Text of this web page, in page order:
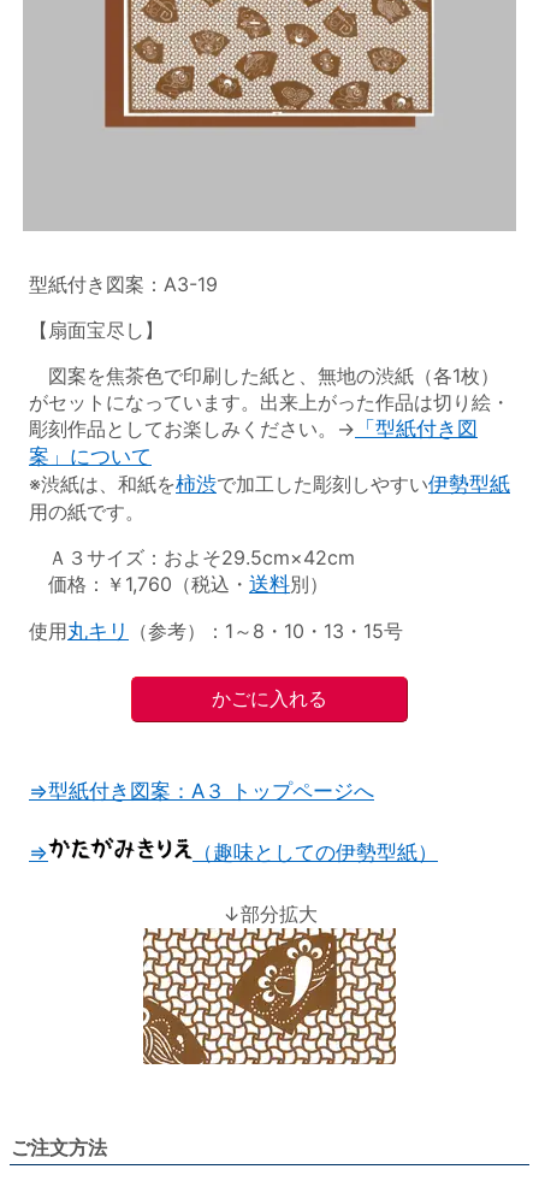
型紙付き図案：A3-19
【扇面宝尽し】
図案を焦茶色で印刷した紙と、無地の渋紙（各1枚）
がセットになっています。出来上がった作品は切り絵・
彫刻作品としてお楽しみください。→ 「型紙付き図
案」について
※渋紙は、和紙を柿渋で加工した彫刻しやすい伊勢型紙
用の紙です。
Ａ３サイズ：およそ29.5cm×42cm
価格：￥1,760（税込・ 送料別）
使用丸キリ （参考）：1～8・10・13・15号
⇒型紙付き図案：A３ トップページへ
⇒ （趣味としての伊勢型紙）
↓部分拡大
ご注文方法